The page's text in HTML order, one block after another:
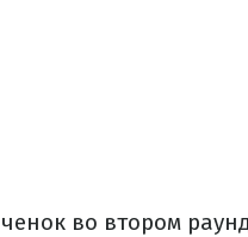
во втором